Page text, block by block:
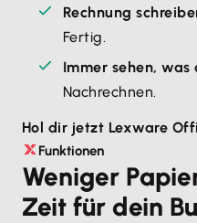
Rechnung
Fertig.
Immer sehen,
Nachrechnen.
Hol dir jetzt Lexware
Funktionen
Weniger
Zeit für dein